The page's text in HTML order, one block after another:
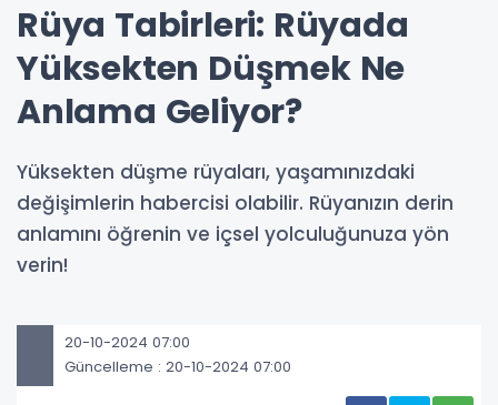
Rüya Tabirleri: Rüyada
Yüksekten Düşmek Ne
Anlama Geliyor?
Yüksekten düşme rüyaları, yaşamınızdaki
değişimlerin habercisi olabilir. Rüyanızın derin
anlamını öğrenin ve içsel yolculuğunuza yön
verin!
20-10-2024 07:00
Güncelleme : 20-10-2024 07:00